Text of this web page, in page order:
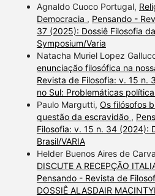
Agnaldo Cuoco Portugal,
Democracia , Pensando -
37 (2025): Dossiê Filosofia
Symposium/Varia
Natacha Muriel Lopez
enunciação filosófica na
Revista de Filosofia: v. 15 n.
no Sul: Problemáticas
Paulo Margutti, Os filósofos
questão da escravidão ,
Filosofia: v. 15 n. 34 (2024):
Brasil/VARIA
Helder Buenos Aires de
DISCUTE A RECEPÇÃO
Pensando - Revista de
DOSSIÊ ALASDAIR